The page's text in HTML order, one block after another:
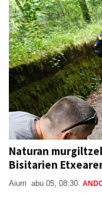
Naturan
Bisitarien
Aiurri abu 05, 08:30